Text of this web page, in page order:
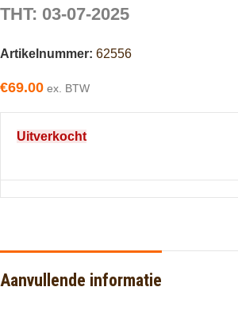
THT: 03-07-2025
Artikelnummer: 62556
€69.00 ex. BTW
Uitverkocht
Aanvullende informatie